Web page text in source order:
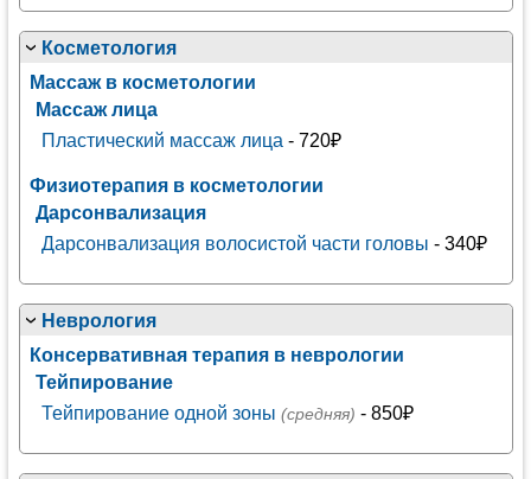
Косметология
Массаж в косметологии
Массаж лица
Пластический массаж лица - 720₽
Физиотерапия в косметологии
Дарсонвализация
Дарсонвализация волосистой части головы - 340₽
Неврология
Консервативная терапия в неврологии
Тейпирование
Тейпирование одной зоны (средняя) - 850₽